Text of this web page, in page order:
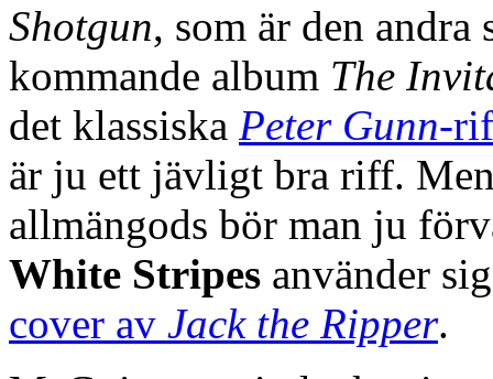
Shotgun, som är den
kommande album The
det klassiska Peter Gunn-
är ju ett jävligt bra riff.
allmängods bör man ju
White Stripes använder
cover av Jack the Ripper.